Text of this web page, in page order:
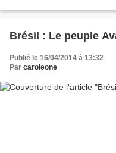
Brésil : Le peuple
Publié le 16/04/2014 à 13:32
Par caroleone